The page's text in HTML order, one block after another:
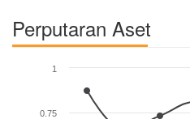
Perputaran Aset
0.75
1